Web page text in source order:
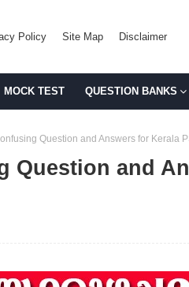
Policy Site Map Disclaimer
MOCK TEST QUESTION BANKS
Question and Answers for Kerala
Question and